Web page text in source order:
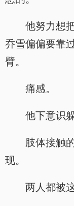
他努力想
乔雪偏偏要靠
臂。
痛感。
他下意识
肢体接触
现。
两人都被